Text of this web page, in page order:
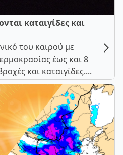
καταιγίδες και
του καιρού με
έως και 8
και καταιγίδες....